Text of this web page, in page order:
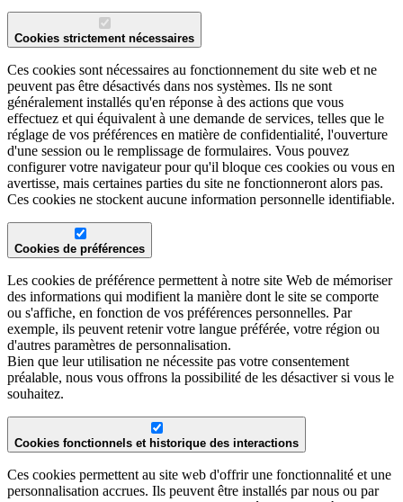
Cookies strictement nécessaires
Ces cookies sont nécessaires au fonctionnement du site web et ne
peuvent pas être désactivés dans nos systèmes. Ils ne sont
généralement installés qu'en réponse à des actions que vous
effectuez et qui équivalent à une demande de services, telles que le
réglage de vos préférences en matière de confidentialité, l'ouverture
d'une session ou le remplissage de formulaires. Vous pouvez
configurer votre navigateur pour qu'il bloque ces cookies ou vous en
avertisse, mais certaines parties du site ne fonctionneront alors pas.
Ces cookies ne stockent aucune information personnelle identifiable.
Cookies de préférences
Les cookies de préférence permettent à notre site Web de mémoriser
des informations qui modifient la manière dont le site se comporte
ou s'affiche, en fonction de vos préférences personnelles. Par
exemple, ils peuvent retenir votre langue préférée, votre région ou
d'autres paramètres de personnalisation.
Bien que leur utilisation ne nécessite pas votre consentement
préalable, nous vous offrons la possibilité de les désactiver si vous le
souhaitez.
Cookies fonctionnels et historique des interactions
Ces cookies permettent au site web d'offrir une fonctionnalité et une
personnalisation accrues. Ils peuvent être installés par nous ou par